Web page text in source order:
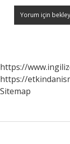
https://
https://
Sitemap